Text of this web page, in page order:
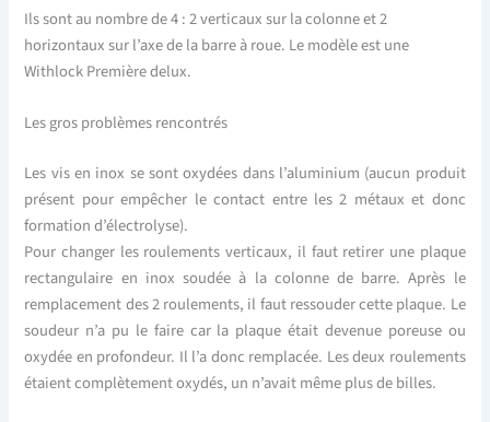
Ils sont au nombre de 4 : 2 verticaux sur la colonne et 2
horizontaux sur l’axe de la barre à roue. Le modèle est une
Withlock Première delux.
Les gros problèmes rencontrés
Les vis en inox se sont oxydées dans l’aluminium (aucun produit
présent pour empêcher le contact entre les 2 métaux et donc
formation d’électrolyse).
Pour changer les roulements verticaux, il faut retirer une plaque
rectangulaire en inox soudée à la colonne de barre. Après le
remplacement des 2 roulements, il faut ressouder cette plaque. Le
soudeur n’a pu le faire car la plaque était devenue poreuse ou
oxydée en profondeur. Il l’a donc remplacée. Les deux roulements
étaient complètement oxydés, un n’avait même plus de billes.